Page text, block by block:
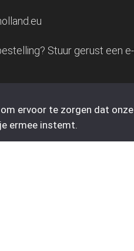
Stuur gerust een
ervoor te zorgen dat
ermee instemt.